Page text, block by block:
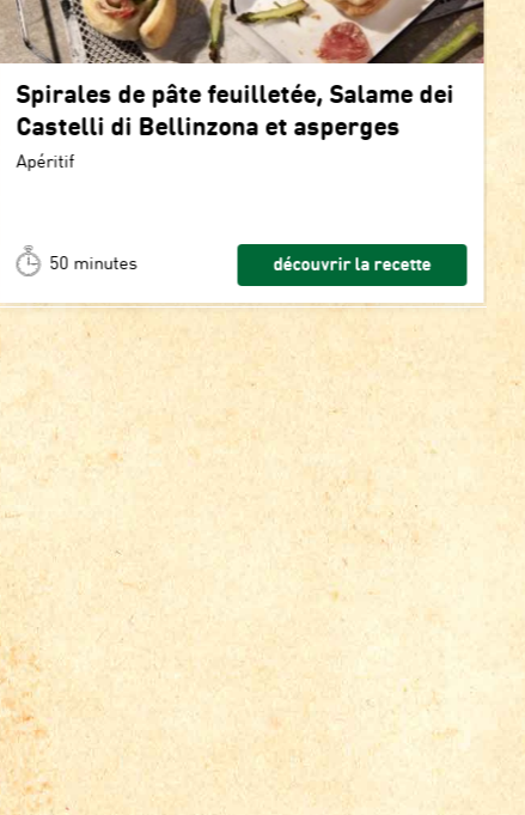
Spirales de pâte feuilletée, Salame dei
Castelli di Bellinzona et asperges
Apéritif
50 minutes découvrir la recette